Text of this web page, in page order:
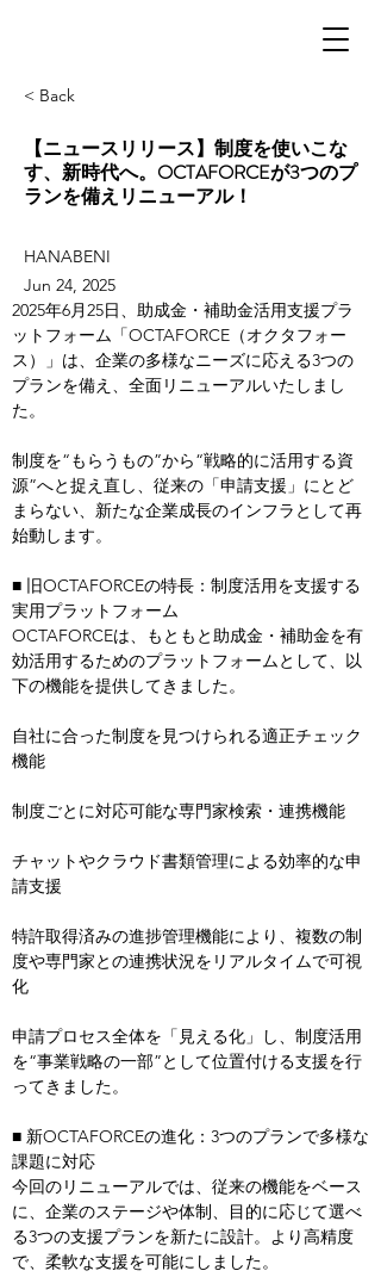
< Back
【ニュースリリース】制度を使いこな
す、新時代へ。OCTAFORCEが3つのプ
ランを備えリニューアル！
HANABENI
Jun 24, 2025
2025年6月25日、助成金・補助金活用支援プラ
ットフォーム「OCTAFORCE（オクタフォー
ス）」は、企業の多様なニーズに応える3つの
プランを備え、全面リニューアルいたしまし
た。
制度を“もらうもの”から“戦略的に活用する資
源”へと捉え直し、従来の「申請支援」にとど
まらない、新たな企業成長のインフラとして再
始動します。
■ 旧OCTAFORCEの特長：制度活用を支援する
実用プラットフォーム
OCTAFORCEは、もともと助成金・補助金を有
効活用するためのプラットフォームとして、以
下の機能を提供してきました。
自社に合った制度を見つけられる適正チェック
機能
制度ごとに対応可能な専門家検索・連携機能
チャットやクラウド書類管理による効率的な申
請支援
特許取得済みの進捗管理機能により、複数の制
度や専門家との連携状況をリアルタイムで可視
化
申請プロセス全体を「見える化」し、制度活用
を“事業戦略の一部”として位置付ける支援を行
ってきました。
■ 新OCTAFORCEの進化：3つのプランで多様な
課題に対応
今回のリニューアルでは、従来の機能をベース
に、企業のステージや体制、目的に応じて選べ
る3つの支援プランを新たに設計。より高精度
で、柔軟な支援を可能にしました。